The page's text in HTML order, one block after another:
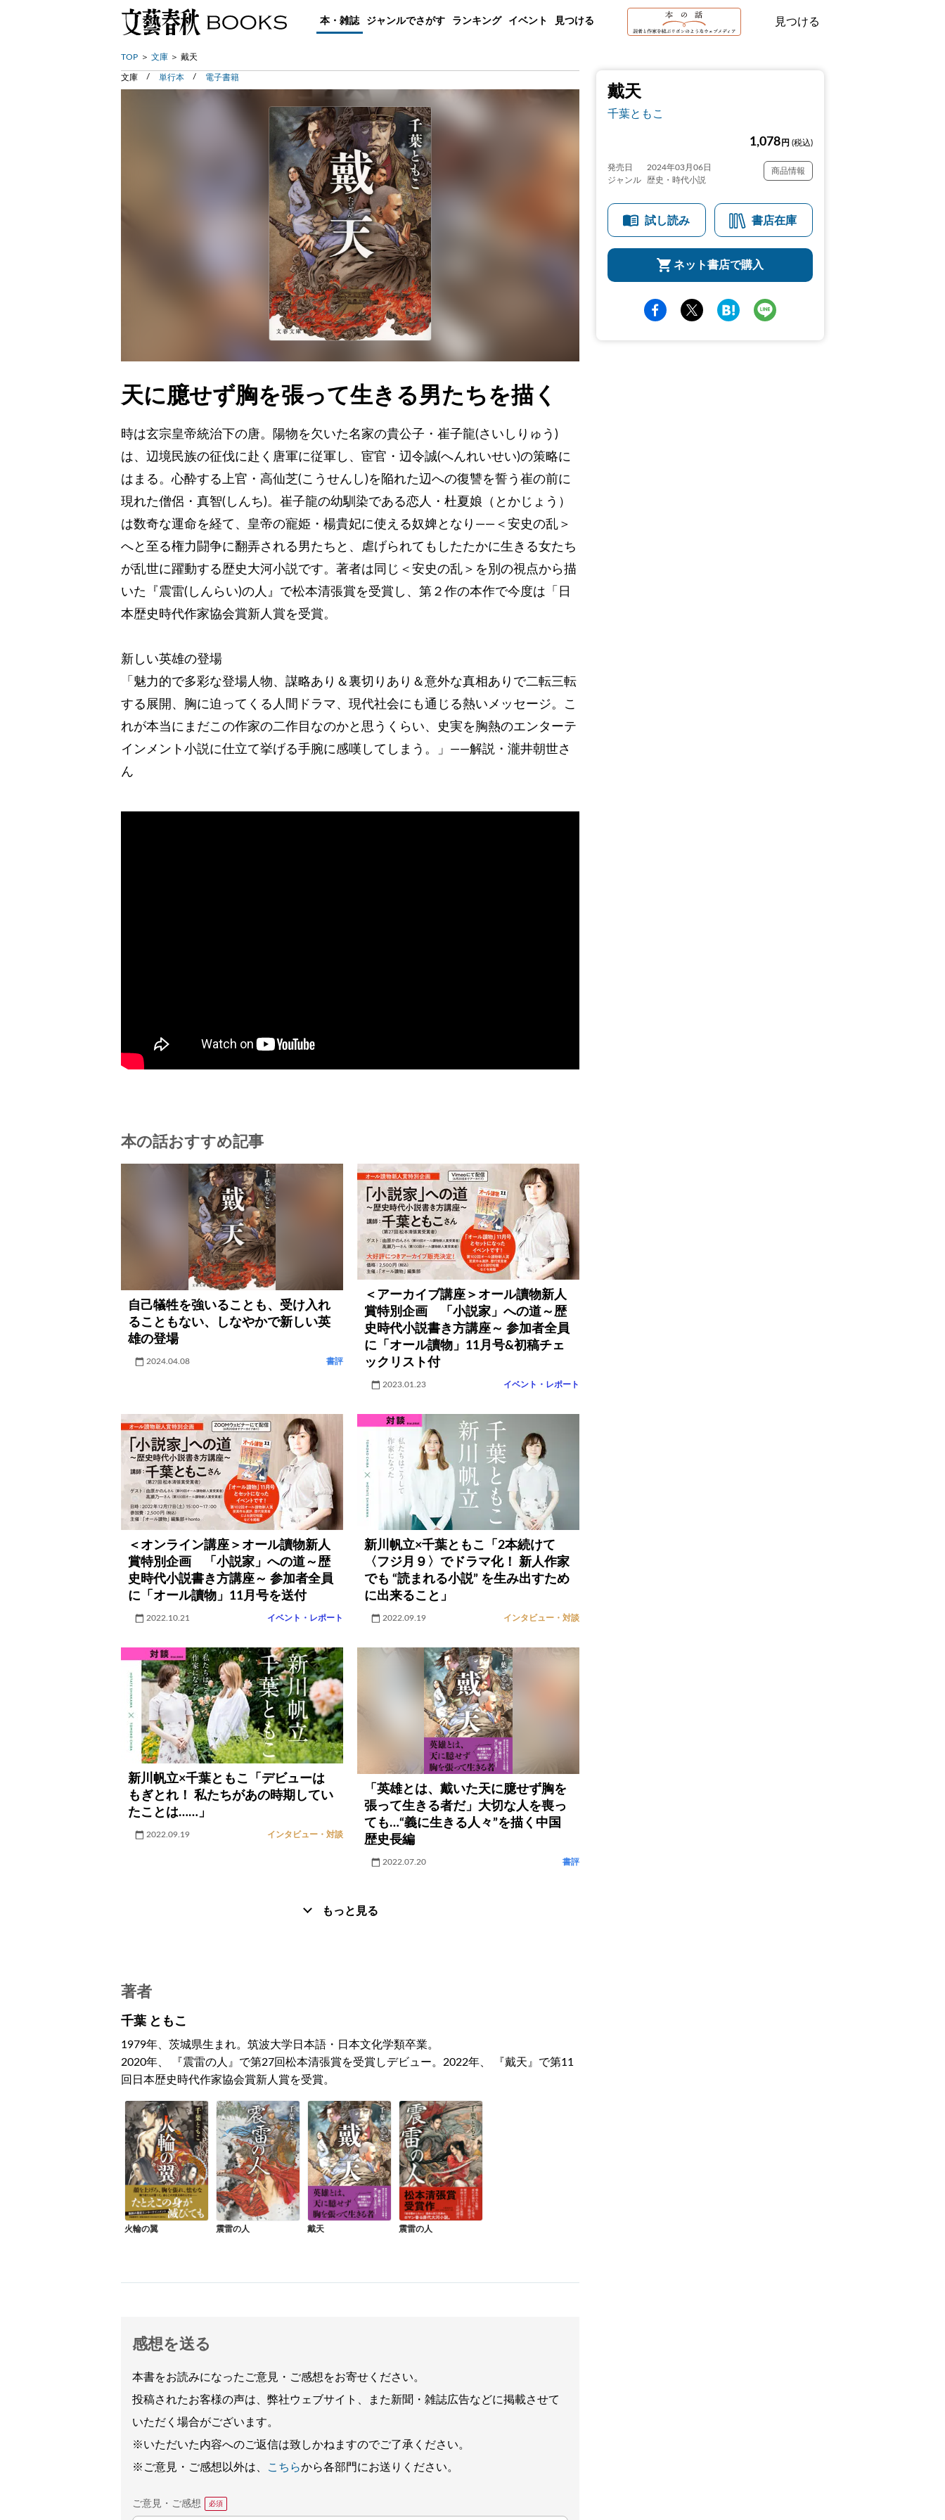
本・雑誌 ジャンルでさがす ランキング イベント 見つける 見つける
TOP 文庫 戴天
戴天
千葉ともこ
1,078 円 (税込)
発売日
2024年03月06日
ジャンル
歴史・時代小説
商品情報
試し読み 書店在庫
ネット書店で購入
文庫 単行本 電子書籍
天に臆せず胸を張って生きる男たちを描く
時は玄宗皇帝統治下の唐。陽物を欠いた名家の貴公子・崔子龍(さいしりゅう)
は、辺境民族の征伐に赴く唐軍に従軍し、宦官・辺令誠(へんれいせい)の策略に
はまる。心酔する上官・高仙芝(こうせんし)を陥れた辺への復讐を誓う崔の前に
現れた僧侶・真智(しんち)。崔子龍の幼馴染である恋人・杜夏娘（とかじょう）
は数奇な運命を経て、皇帝の寵姫・楊貴妃に使える奴婢となり――＜安史の乱＞
へと至る権力闘争に翻弄される男たちと、虐げられてもしたたかに生きる女たち
が乱世に躍動する歴史大河小説です。著者は同じ＜安史の乱＞を別の視点から描
いた『震雷(しんらい)の人』で松本清張賞を受賞し、第２作の本作で今度は「日
本歴史時代作家協会賞新人賞を受賞。
新しい英雄の登場
「魅力的で多彩な登場人物、謀略あり＆裏切りあり＆意外な真相ありで二転三転
する展開、胸に迫ってくる人間ドラマ、現代社会にも通じる熱いメッセージ。こ
れが本当にまだこの作家の二作目なのかと思うくらい、史実を胸熱のエンターテ
インメント小説に仕立て挙げる手腕に感嘆してしまう。」――解説・瀧井朝世さ
ん
本の話おすすめ記事
自己犠牲を強いることも、受け入れ
ることもない、しなやかで新しい英
雄の登場
2024.04.08 書評
＜アーカイブ講座＞オール讀物新人
賞特別企画 「小説家」への道～歴
史時代小説書き方講座～ 参加者全員
に「オール讀物」11月号&初稿チェ
ックリスト付
2023.01.23 イベント・レポート
＜オンライン講座＞オール讀物新人
賞特別企画 「小説家」への道～歴
史時代小説書き方講座～ 参加者全員
に「オール讀物」11月号を送付
2022.10.21 イベント・レポート
新川帆立×千葉ともこ「2本続けて
〈フジ月９〉でドラマ化！ 新人作家
でも “読まれる小説” を生み出すため
に出来ること」
2022.09.19 インタビュー・対談
新川帆立×千葉ともこ「デビューは
もぎとれ！ 私たちがあの時期してい
たことは……」
2022.09.19 インタビュー・対談
「英雄とは、戴いた天に臆せず胸を
張って生きる者だ」大切な人を喪っ
ても…“義に生きる人々”を描く中国
歴史長編
2022.07.20 書評
もっと見る
著者
千葉 ともこ
1979年、茨城県生まれ。筑波大学日本語・日本文化学類卒業。
2020年、 『震雷の人』で第27回松本清張賞を受賞しデビュー。2022年、 『戴天』で第11
回日本歴史時代作家協会賞新人賞を受賞。
火輪の翼 震雷の人 戴天 震雷の人
感想を送る
本書をお読みになったご意見・ご感想をお寄せください。
投稿されたお客様の声は、弊社ウェブサイト、また新聞・雑誌広告などに掲載させて
いただく場合がございます。
※いただいた内容へのご返信は致しかねますのでご了承ください。
※ご意見・ご感想以外は、
こちらから各部門にお送りください。
ご意見・ご感想